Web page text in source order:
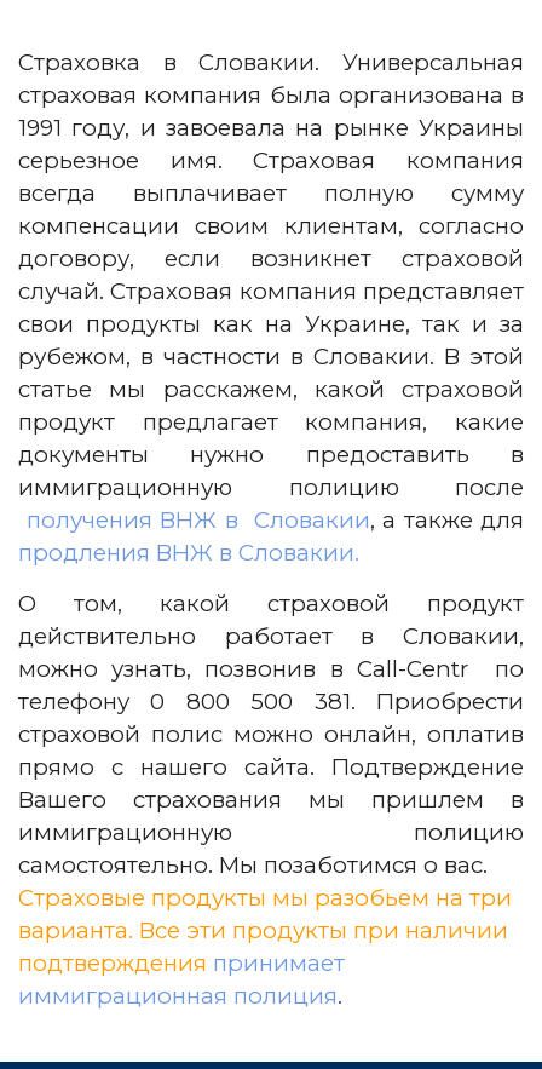
Страховка в Словакии. Универсальная
страховая компания была организована в
1991 году, и завоевала на рынке Украины
серьезное имя. Страховая компания
всегда выплачивает полную сумму
компенсации своим клиентам, согласно
договору, если возникнет страховой
случай. Страховая компания представляет
свои продукты как на Украине, так и за
рубежом, в частности в Словакии. В этой
статье мы расскажем, какой страховой
продукт предлагает компания, какие
документы нужно предоставить в
иммиграционную полицию после
получения ВНЖ в Словакии, а также для
продления ВНЖ в Словакии.
О том, какой страховой продукт
действительно работает в Словакии,
можно узнать, позвонив в Call-Centr по
телефону 0 800 500 381. Приобрести
страховой полис можно онлайн, оплатив
прямо с нашего сайта. Подтверждение
Вашего страхования мы пришлем в
иммиграционную полицию
самостоятельно. Мы позаботимся о вас.
Страховые продукты мы разобьем на три
варианта. Все эти продукты при наличии
подтверждения принимает
иммиграционная полиция.